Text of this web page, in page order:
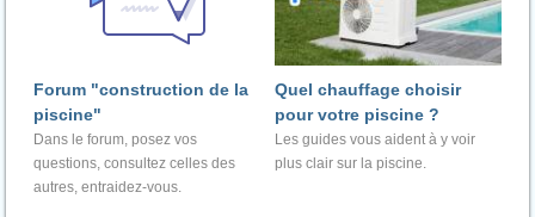
Forum "construction de la
piscine"
Dans le forum, posez vos
questions, consultez celles des
autres, entraidez-vous.
Quel chauffage choisir
pour votre piscine ?
Les guides vous aident à y voir
plus clair sur la piscine.